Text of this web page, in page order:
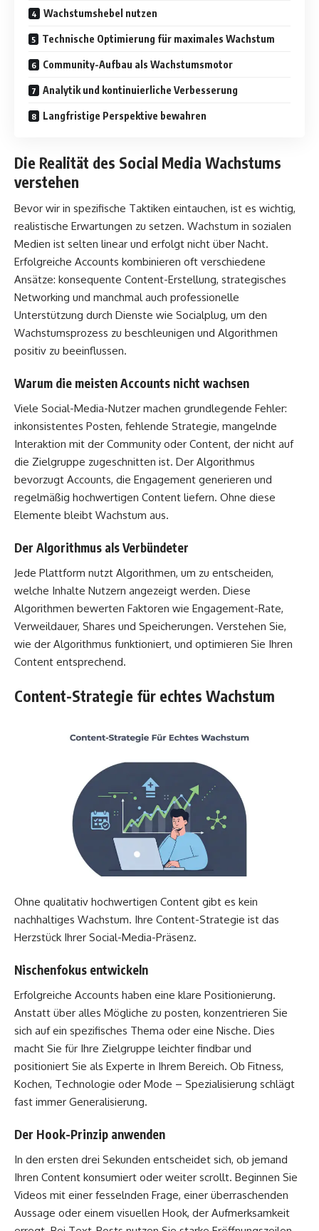
Wachstumshebel nutzen
Technische Optimierung für maximales Wachstum
Community-Aufbau als Wachstumsmotor
Analytik und kontinuierliche Verbesserung
Langfristige Perspektive bewahren
Die Realität des Social Media Wachstums
verstehen
Bevor wir in spezifische Taktiken eintauchen, ist es wichtig,
realistische Erwartungen zu setzen. Wachstum in sozialen
Medien ist selten linear und erfolgt nicht über Nacht.
Erfolgreiche Accounts kombinieren oft verschiedene
Ansätze: konsequente Content-Erstellung, strategisches
Networking und manchmal auch professionelle
Unterstützung durch Dienste wie Socialplug, um den
Wachstumsprozess zu beschleunigen und Algorithmen
positiv zu beeinflussen.
Warum die meisten Accounts nicht wachsen
Viele Social-Media-Nutzer machen grundlegende Fehler:
inkonsistentes Posten, fehlende Strategie, mangelnde
Interaktion mit der Community oder Content, der nicht auf
die Zielgruppe zugeschnitten ist. Der Algorithmus
bevorzugt Accounts, die Engagement generieren und
regelmäßig hochwertigen Content liefern. Ohne diese
Elemente bleibt Wachstum aus.
Der Algorithmus als Verbündeter
Jede Plattform nutzt Algorithmen, um zu entscheiden,
welche Inhalte Nutzern angezeigt werden. Diese
Algorithmen bewerten Faktoren wie Engagement-Rate,
Verweildauer, Shares und Speicherungen. Verstehen Sie,
wie der Algorithmus funktioniert, und optimieren Sie Ihren
Content entsprechend.
Content-Strategie für echtes Wachstum
Ohne qualitativ hochwertigen Content gibt es kein
nachhaltiges Wachstum. Ihre Content-Strategie ist das
Herzstück Ihrer Social-Media-Präsenz.
Nischenfokus entwickeln
Erfolgreiche Accounts haben eine klare Positionierung.
Anstatt über alles Mögliche zu posten, konzentrieren Sie
sich auf ein spezifisches Thema oder eine Nische. Dies
macht Sie für Ihre Zielgruppe leichter findbar und
positioniert Sie als Experte in Ihrem Bereich. Ob Fitness,
Kochen, Technologie oder Mode – Spezialisierung schlägt
fast immer Generalisierung.
Der Hook-Prinzip anwenden
In den ersten drei Sekunden entscheidet sich, ob jemand
Ihren Content konsumiert oder weiter scrollt. Beginnen Sie
Videos mit einer fesselnden Frage, einer überraschenden
Aussage oder einem visuellen Hook, der Aufmerksamkeit